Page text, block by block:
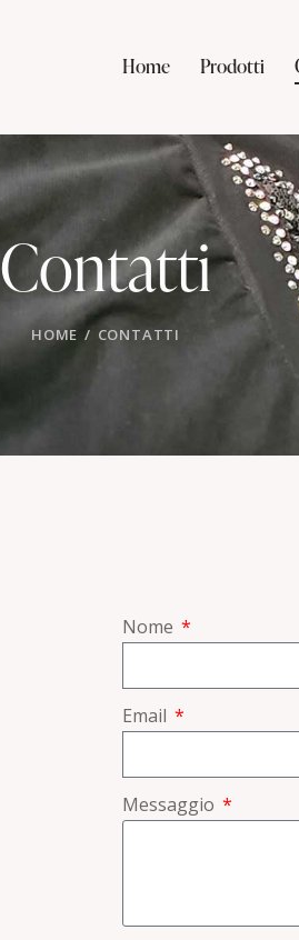
Home Prodotti
Contatti
HOME CONTATTI
Nome
Email
Messaggio